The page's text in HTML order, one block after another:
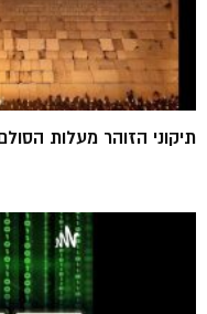
תיקוני הזוהר מעלות